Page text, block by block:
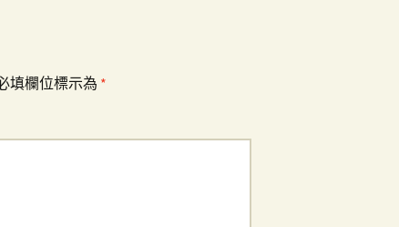
填欄位標示為 *